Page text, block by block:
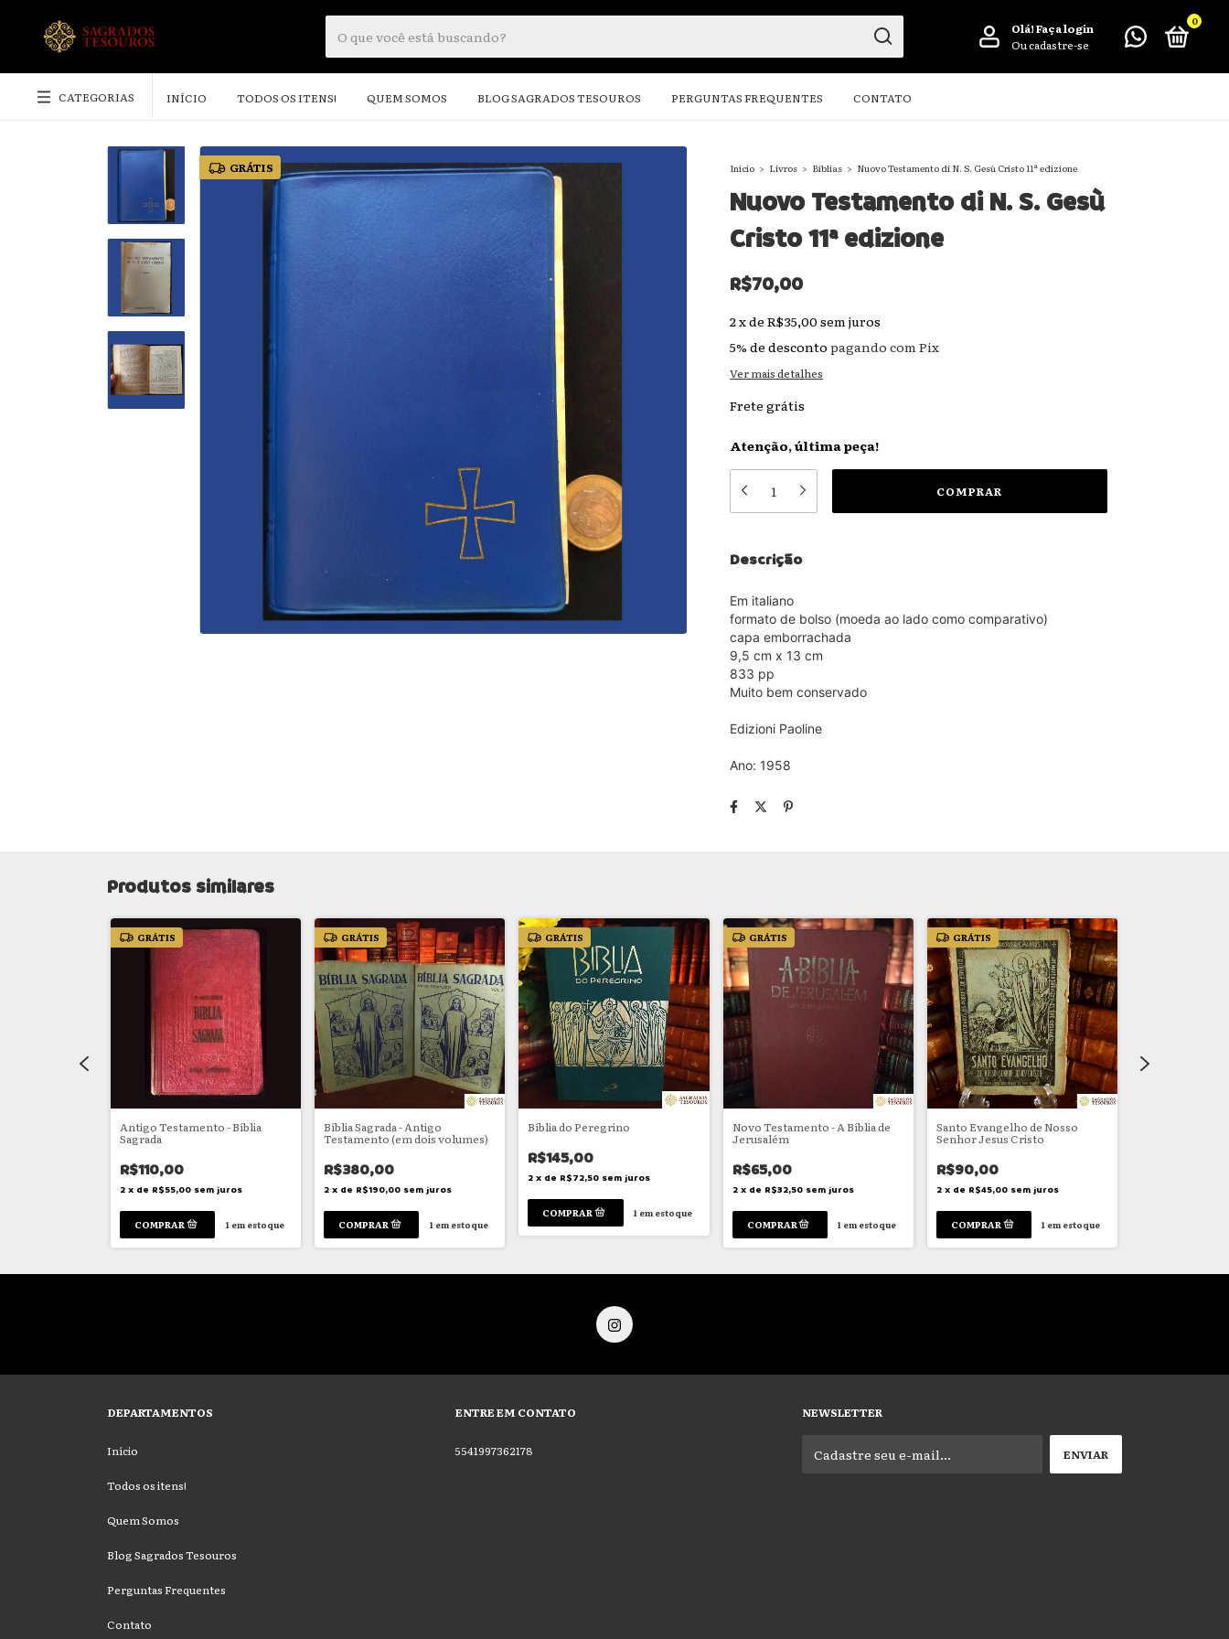
Olá!Faça login
Ou cadastre-se
0
CATEGORIAS INÍCIO TODOS OS ITENS! QUEM SOMOS BLOG SAGRADOS TESOUROS PERGUNTAS FREQUENTES CONTATO
GRÁTIS Início > Livros > Bíblias > Nuovo Testamento di N. S. Gesù Cristo 11ª edizione
Nuovo Testamento di N. S. Gesù
Cristo 11ª edizione
R$70,00
2xde R$35,00 sem juros
5% de desconto pagando com Pix
Ver mais detalhes
Frete grátis
Atenção, última peça!
Descrição
Em italiano
formato de bolso (moeda ao lado como comparativo)
capa emborrachada
9,5 cm x 13 cm
833 pp
Muito bem conservado
Edizioni Paoline
Ano: 1958
Produtos similares
GRÁTIS
Antigo Testamento - Bíblia
Sagrada
R$110,00
2 x de R$55,00 sem juros
1em estoque
GRÁTIS
Bíblia Sagrada - Antigo
Testamento (em dois volumes)
R$380,00
2 x de R$190,00 sem juros
1em estoque
GRÁTIS
Bíblia do Peregrino
R$145,00
2 x de R$72,50 sem juros
1 em estoque
GRÁTIS
Novo Testamento - A Bíblia de
Jerusalém
R$65,00
2 x de R$32,50 sem juros
1 em estoque
GRÁTIS
Santo Evangelho de Nosso
Senhor Jesus Cristo
R$90,00
2 x de R$45,00 sem juros
1 em estoque
DEPARTAMENTOS
Início
Todos os itens!
Quem Somos
Blog Sagrados Tesouros
Perguntas Frequentes
Contato
ENTRE EM CONTATO
5541997362178
NEWSLETTER